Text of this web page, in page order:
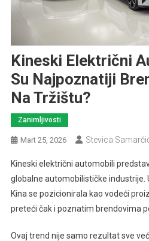
Kineski Električni
Su Najpoznatiji
Na Tržištu?
Zanimljivosti
Mart 25, 2026 Stevica
Kineski električni automobili
globalne automobilističke industrije.
Kina se pozicionirala kao vodeći
preteći čak i poznatim brendovima
Ovaj trend nije samo rezultat sve